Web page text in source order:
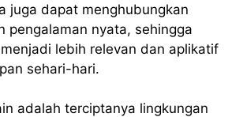
juga dapat menghubungkan
pengalaman nyata, sehingga
lebih relevan dan aplikatif
sehari-hari.
adalah terciptanya lingkungan